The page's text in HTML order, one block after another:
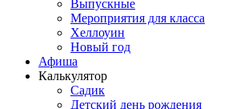
Выпускные
Мероприятия для класса
Хеллоуин
Новый год
Афиша
Калькулятор
Садик
Детский день рождения